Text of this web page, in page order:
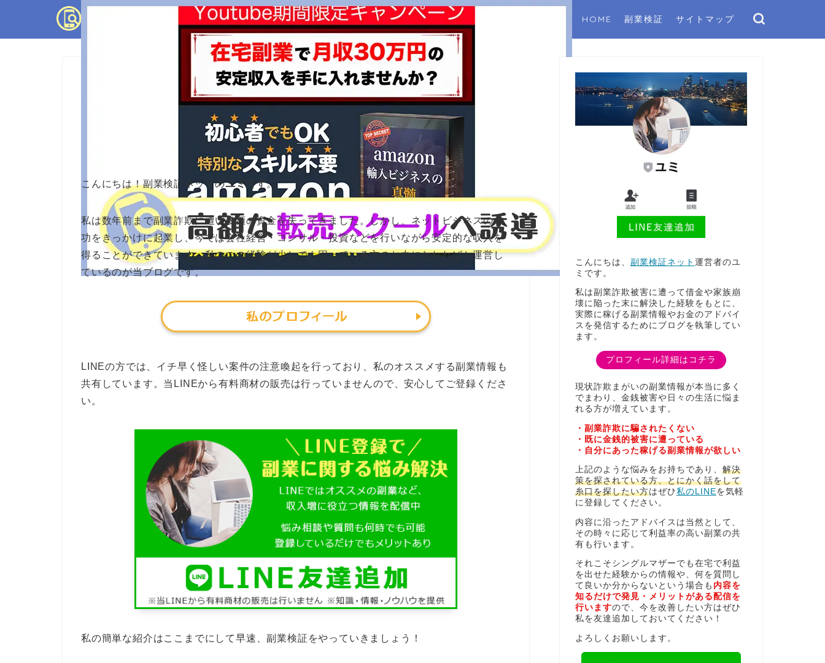
HOME 副業検証 サイトマップ
【検証】有本周平のAmazon輸入ビジネスの真髄は
詐欺？スクールの実態・口コミ
2026年6月25日
こんにちは！副業検証ネットのユミです。
私は数年前まで副業詐欺に遭い多額の資金を失ってきました。しかし、ネットビジネスの成
功をきっかけに起業し、今では会社経営・コンサル・投資などを行いながら安定的な収入を
得ることができています。私のこの経験が少しでも困っている方のお力になれればと運営し
ているのが当ブログです。
LINEの方では、イチ早く怪しい案件の注意喚起を行っており、私のオススメする副業情報も
共有しています。当LINEから有料商材の販売は行っていませんので、安心してご登録くださ
い。
私の簡単な紹介はここまでにして早速、副業検証をやっていきましょう！
こんにちは、 副業検証ネット 運営者のユ
ミです。
私は副業詐欺被害に遭って借金や家族崩
壊に陥った末に解決した経験をもとに、
実際に稼げる副業情報やお金のアドバイ
スを発信するためにブログを執筆してい
ます。
プロフィール詳細はコチラ
現状詐欺まがいの副業情報が本当に多く
でまわり、金銭被害や日々の生活に悩ま
れる方が増えています。
・副業詐欺に騙されたくない
・既に金銭的被害に遭っている
・自分にあった稼げる副業情報が欲しい
上記のような悩みをお持ちであり、 解決
策を探されている方、とにかく話をして
糸口を探したい方はぜひ私のLINEを気軽
に登録してください。
内容に沿ったアドバイスは当然として、
その時々に応じて利益率の高い副業の共
有も行います。
それこそシングルマザーでも在宅で利益
を出せた経験からの情報や、何を質問し
て良いか分からないという場合も 内容を
知るだけで発見・メリットがある配信を
行いますので、今を改善したい方はぜひ
私を友達追加しておいてください！
よろしくお願いします。